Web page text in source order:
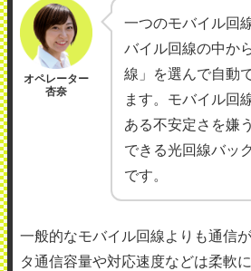
オペレーター
杏奈
一つのモバイル回
バイル回線の中か
線」を選んで自動
ます。モバイル回
ある不安定さを嫌
できる光回線バッ
です。
一般的なモバイル回線よりも通信
タ通信容量や対応速度などは柔軟